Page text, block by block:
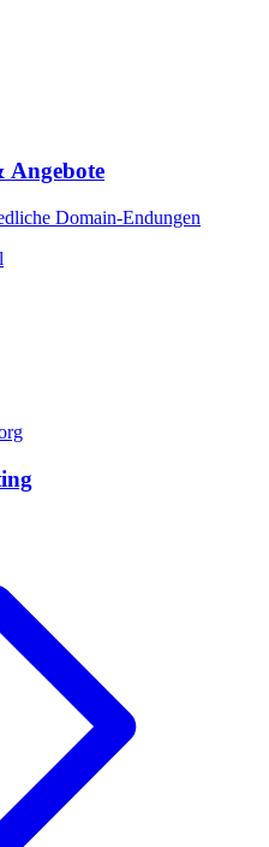
Angebote
Domain-Endungen